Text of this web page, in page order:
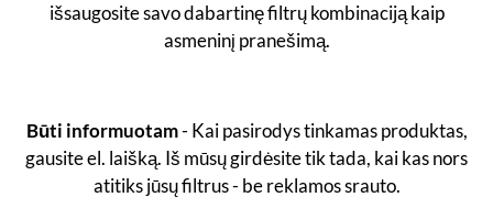
išsaugosite savo dabartinę filtrų kombinaciją kaip
asmeninį pranešimą.
Būti informuotam- Kai pasirodys tinkamas produktas,
gausite el. laišką. Iš mūsų girdėsite tik tada, kai kas nors
atitiks jūsų filtrus - be reklamos srauto.